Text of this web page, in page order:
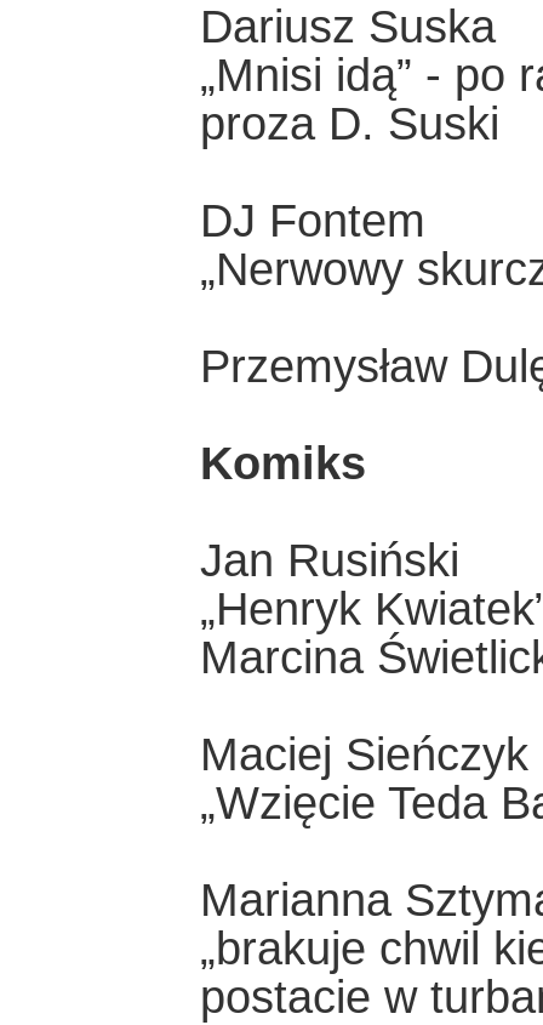
Dariusz Suska
„Mnisi idą” - po
proza D. Suski
DJ Fontem
„Nerwowy
Przemysław
Komiks
Jan Rusiński
„Henryk
Marcina
Maciej Sieńczyk
„Wzięcie Teda
Marianna
„brakuje chwil
postacie w